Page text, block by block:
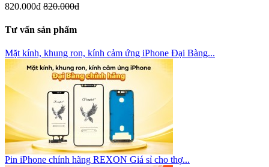
820.000đ 820.000đ
Tư vấn sản phẩm
Mặt kính, khung ron, kính cảm ứng iPhone Đại Bàng...
Pin iPhone chính hãng REXON Giá sỉ cho thợ...